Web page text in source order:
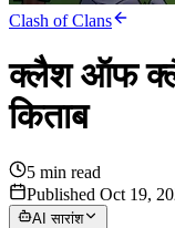
Clash of Clans
क्लैश ऑफ
किताब
5 min read
Published Oct 19,
AI सारांश